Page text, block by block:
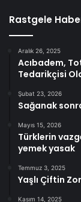
Rastgele
Aralık 26, 2025
Acıbadem,
Tedarikçisi
Şubat 23, 2026
Sağanak
Mayıs 15, 2026
Türklerin
yemek yasak
Temmuz 3, 2025
Yaşlı Çiftin
Kasım 14, 2025